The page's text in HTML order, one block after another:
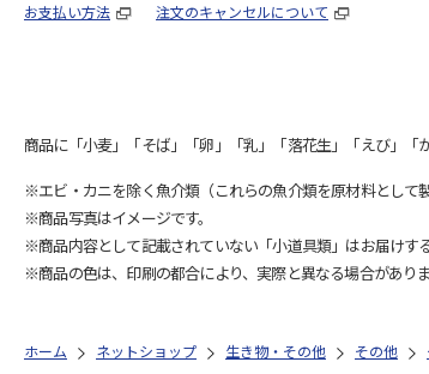
お支払い方法 注文のキャンセルについて
商品に「小麦」「そば」「卵」「乳」「落花生」「えび」「
※エビ・カニを除く魚介類（これらの魚介類を原材料として
※商品写真はイメージです。
※商品内容として記載されていない「小道具類」はお届けす
※商品の色は、印刷の都合により、実際と異なる場合がありま
ホーム ネットショップ 生き物・その他 その他